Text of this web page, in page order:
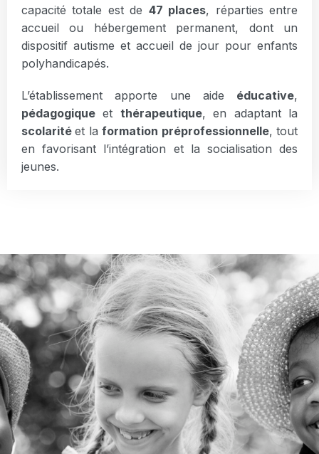
capacité totale est de 47 places, réparties entre
accueil ou hébergement permanent, dont un
dispositif autisme et accueil de jour pour enfants
polyhandicapés.
L’établissement apporte une aide éducative,
pédagogique et thérapeutique, en adaptant la
scolaritéet laformation préprofessionnelle, tout
en favorisant l’intégration et la socialisation des
jeunes.